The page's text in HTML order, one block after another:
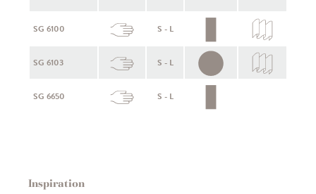
SG 6100 S - L
SG 6103 S - L
SG 6650 S - L
Inspiration